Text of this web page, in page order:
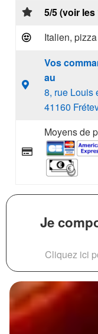
5/5 (voir les
Italien, pizza
Vos
au
8, rue Louis
41160
Moyens de
Je
Cliquez ici